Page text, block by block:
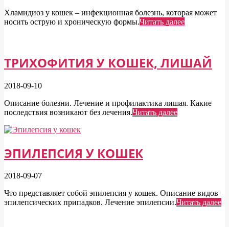
Хламидиоз у кошек – инфекционная болезнь, которая может
носить острую и хроническую формы.Читать далее
ТРИХОФИТИЯ У КОШЕК, ЛИШАЙ
2018-09-10
Описание болезни. Лечение и профилактика лишая. Какие
последствия возникают без лечения.Читать далее
ЭПИЛЕПСИЯ У КОШЕК
2018-09-07
Что представляет собой эпилепсия у кошек. Описание видов
эпилепсических припадков. Лечение эпилепсии.Читать далее